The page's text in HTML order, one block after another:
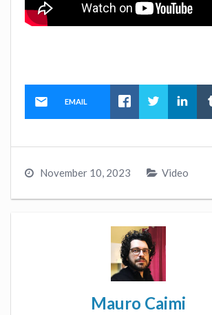
EMAIL
November 10, 2023 Video
Mauro Caimi